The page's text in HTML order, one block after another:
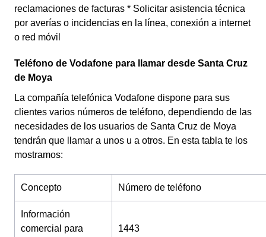
reclamaciones de facturas * Solicitar asistencia técnica
por averías o incidencias en la línea, conexión a internet
o red móvil
Teléfono de Vodafone para llamar desde Santa Cruz
de Moya
La compañía telefónica Vodafone dispone para sus
clientes varios números de teléfono, dependiendo de las
necesidades de los usuarios de Santa Cruz de Moya
tendrán que llamar a unos u a otros. En esta tabla te los
mostramos:
Concepto Número de teléfono
Información
comercial para
1443